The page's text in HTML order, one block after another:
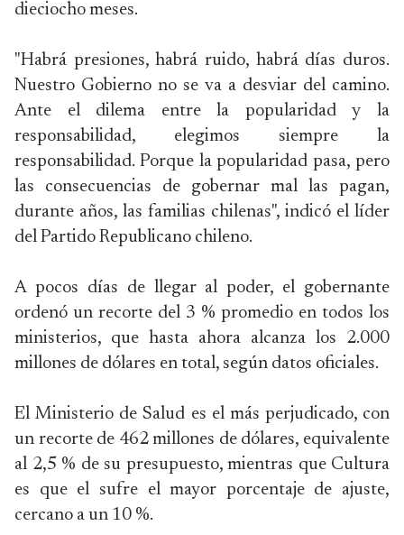
dieciocho meses.
"Habrá presiones, habrá ruido, habrá días duros.
Nuestro Gobierno no se va a desviar del camino.
Ante el dilema entre la popularidad y la
responsabilidad, elegimos siempre la
responsabilidad. Porque la popularidad pasa, pero
las consecuencias de gobernar mal las pagan,
durante años, las familias chilenas", indicó el líder
del Partido Republicano chileno.
A pocos días de llegar al poder, el gobernante
ordenó un recorte del 3 % promedio en todos los
ministerios, que hasta ahora alcanza los 2.000
millones de dólares en total, según datos oficiales.
El Ministerio de Salud es el más perjudicado, con
un recorte de 462 millones de dólares, equivalente
al 2,5 % de su presupuesto, mientras que Cultura
es que el sufre el mayor porcentaje de ajuste,
cercano a un 10 %.